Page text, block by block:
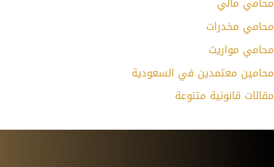
محامي مخدرات
محامي مواريث
محامين معتمدين في السعودية
مقالات قانونية متنوعة